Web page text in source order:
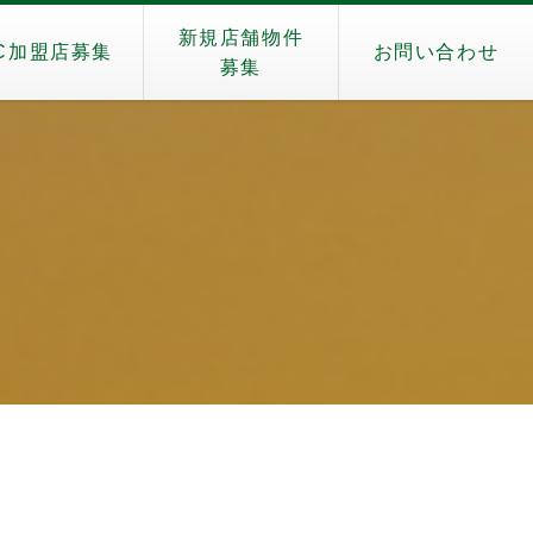
加盟店募集
新規店舗物件
募集
お問い合わせ